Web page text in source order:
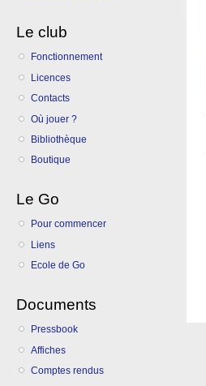
Le club
Fonctionnement
Licences
Contacts
Où jouer ?
Bibliothèque
Boutique
Le Go
Pour commencer
Liens
Ecole de Go
Documents
Pressbook
Affiches
Comptes rendus